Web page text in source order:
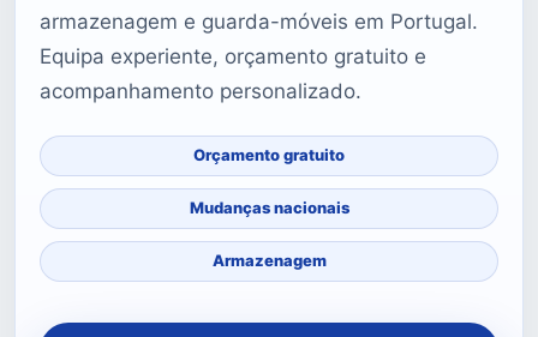
armazenagem e guarda-móveis em Portugal.
Equipa experiente, orçamento gratuito e
acompanhamento personalizado.
Orçamento gratuito
Mudanças nacionais
Armazenagem